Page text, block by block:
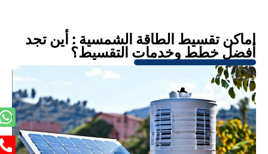
اماكن تقسيط الطاقة الشمسية : أين تجد
أفضل خطط وخدمات التقسيط؟